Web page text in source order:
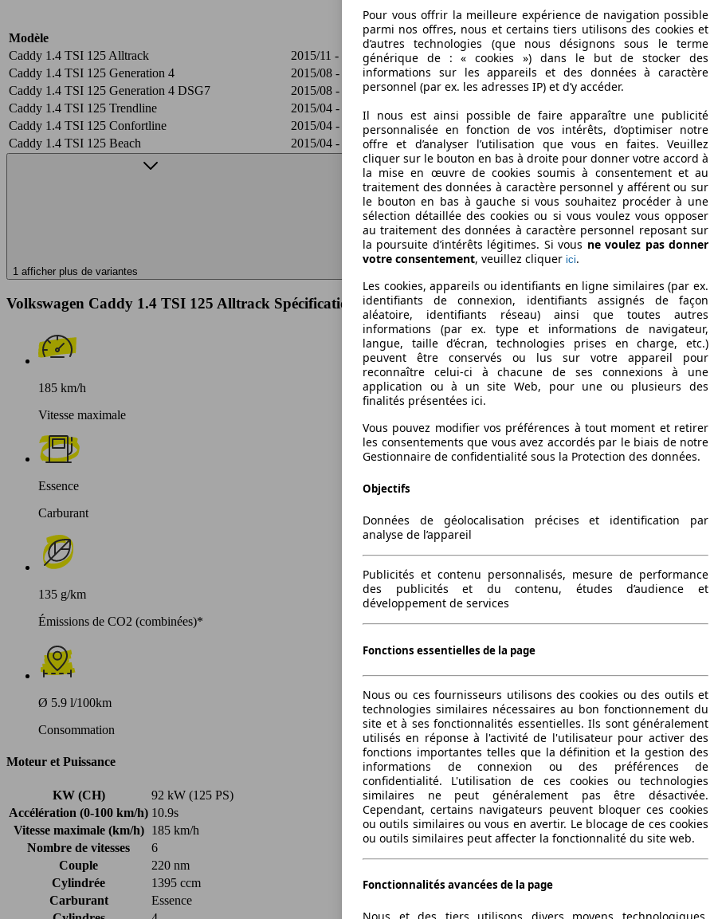
Modèle
Caddy 1.4 TSI 125 Alltrack 2015/11 - 2018/07 92 KW (125 PS) 5.9 l/100km
Caddy 1.4 TSI 125 Generation 4
2015/08 - 2016/05 92 KW (125 PS) 5.9 l/100km
Caddy 1.4 TSI 125 Generation 4 DSG7
2015/08 - 2016/05 92 KW (125 PS) 5.8 l/100km
Caddy 1.4 TSI 125 Trendline
2015/04 - 2018/07 92 KW (125 PS) 5.9 l/100km
Caddy 1.4 TSI 125 Confortline
2015/04 - 2018/07 92 KW (125 PS) 5.9 l/100km
Caddy 1.4 TSI 125 Beach
2015/04 - 2018/07 92 KW (125 PS) 5.9 l/100km
1 afficher plus de variantes
Volkswagen Caddy 1.4 TSI 125 Alltrack Spécifications techniques
185 km/h
Vitesse maximale
Essence
Carburant
135 g/km
Émissions de CO2 (combinées)*
Ø 5.9 l/100km
Consommation
Moteur et Puissance
KW (CH)
92 kW (125 PS)
Accélération (0-100 km/h) 10.9s
Vitesse maximale (km/h)
185 km/h
Nombre de vitesses
6
Couple
220 nm
Cylindrée
1395 ccm
Carburant
Essence
Pour vous offrir la meilleure expérience de navigation possible
parmi nos offres, nous et certains tiers utilisons des cookies et
d’autres technologies (que nous désignons sous le terme
générique de : « cookies ») dans le but de stocker des
informations sur les appareils et des données à caractère
personnel (par ex. les adresses IP) et d’y accéder.
Il nous est ainsi possible de faire apparaître une publicité
personnalisée en fonction de vos intérêts, d’optimiser notre
offre et d’analyser l’utilisation que vous en faites. Veuillez
cliquer sur le bouton en bas à droite pour donner votre accord à
la mise en œuvre de cookies soumis à consentement et au
traitement des données à caractère personnel y afférent ou sur
le bouton en bas à gauche si vous souhaitez procéder à une
sélection détaillée des cookies ou si vous voulez vous opposer
au traitement des données à caractère personnel reposant sur
la poursuite d’intérêts légitimes. Si vous ne voulez pas donner
votre consentement, veuillez cliquer ici.
Les cookies, appareils ou identifiants en ligne similaires (par ex.
identifiants de connexion, identifiants assignés de façon
aléatoire, identifiants réseau) ainsi que toutes autres
informations (par ex. type et informations de navigateur,
langue, taille d’écran, technologies prises en charge, etc.)
peuvent être conservés ou lus sur votre appareil pour
reconnaître celui-ci à chacune de ses connexions à une
application ou à un site Web, pour une ou plusieurs des
finalités présentées ici.
Vous pouvez modifier vos préférences à tout moment et retirer
les consentements que vous avez accordés par le biais de notre
Gestionnaire de confidentialité sous la Protection des données.
Objectifs
Données de géolocalisation précises et identification par
analyse de l’appareil
Publicités et contenu personnalisés, mesure de performance
des publicités et du contenu, études d’audience et
développement de services
Fonctions essentielles de la page
Nous ou ces fournisseurs utilisons des cookies ou des outils et
technologies similaires nécessaires au bon fonctionnement du
site et à ses fonctionnalités essentielles. Ils sont généralement
utilisés en réponse à l'activité de l'utilisateur pour activer des
fonctions importantes telles que la définition et la gestion des
informations de connexion ou des préférences de
confidentialité. L'utilisation de ces cookies ou technologies
similaires ne peut généralement pas être désactivée.
Cependant, certains navigateurs peuvent bloquer ces cookies
ou outils similaires ou vous en avertir. Le blocage de ces cookies
ou outils similaires peut affecter la fonctionnalité du site web.
Fonctionnalités avancées de la page